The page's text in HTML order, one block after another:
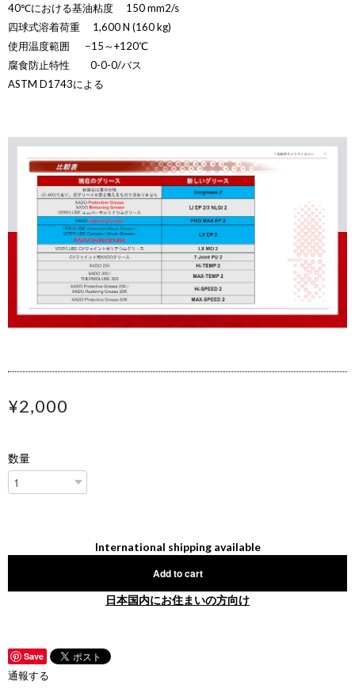
40℃における基油粘度 150 mm2/s
四球式溶着荷重 1,600 N (160 kg)
使用温度範囲 −15～+120℃
腐食防止特性 0-0-0/バス
ASTM D1743による
¥2,000
数量
International shipping available
Add to cart
日本国内にお住まいの方向け
Save
通報する